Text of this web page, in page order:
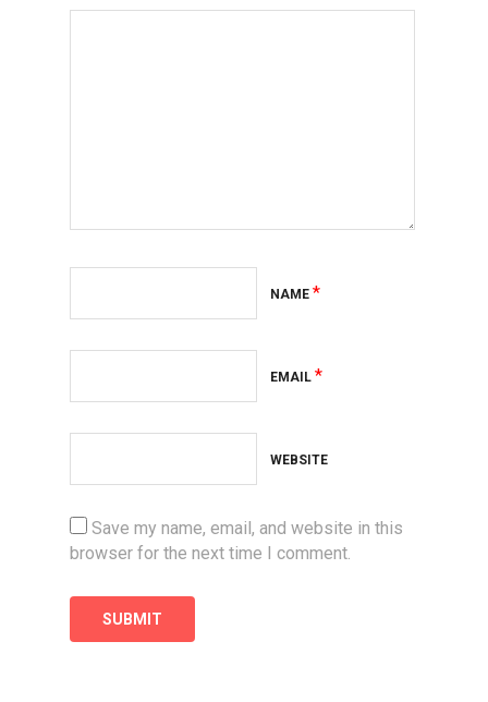
NAME *
EMAIL *
WEBSITE
Save my name, email, and website in this
browser for the next time I comment.